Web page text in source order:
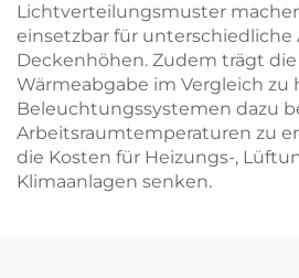
Lichtverteilungsmuster
einsetzbar für unterschiedliche
Deckenhöhen. Zudem trägt
Wärmeabgabe im Vergleich
Beleuchtungssystemen dazu
Arbeitsraumtemperaturen zu
die Kosten für Heizungs-,
Klimaanlagen senken.